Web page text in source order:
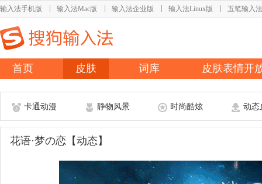
输入法手机版 输入法Mac版 输入法企业版 输入法Linux版 五笔输入法
首页 皮肤 词库 皮肤表情开
卡通动漫 静物风景 时尚酷炫 动态
花语·梦の恋【动态】